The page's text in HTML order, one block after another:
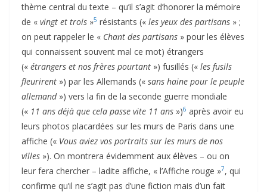
thème central du texte – qu’il s’agit d’honorer la mémoire
de « vingt et trois »5 résistants (« les yeux des partisans » ;
on peut rappeler le « Chant des partisans » pour les élèves
qui connaissent souvent mal ce mot) étrangers
(« étrangers et nos frères pourtant ») fusillés (« les fusils
fleurirent ») par les Allemands (« sans haine pour le peuple
allemand») vers la fin de la seconde guerre mondiale
(« 11 ans déjà que cela passe vite 11 ans »)6 après avoir eu
leurs photos placardées sur les murs de Paris dans une
affiche (« Vous aviez vos portraits sur les murs de nos
villes »). On montrera évidemment aux élèves – ou on
leur fera chercher – ladite affiche, « l’Affiche rouge »7, qui
confirme qu’il ne s’agit pas d’une fiction mais d’un fait